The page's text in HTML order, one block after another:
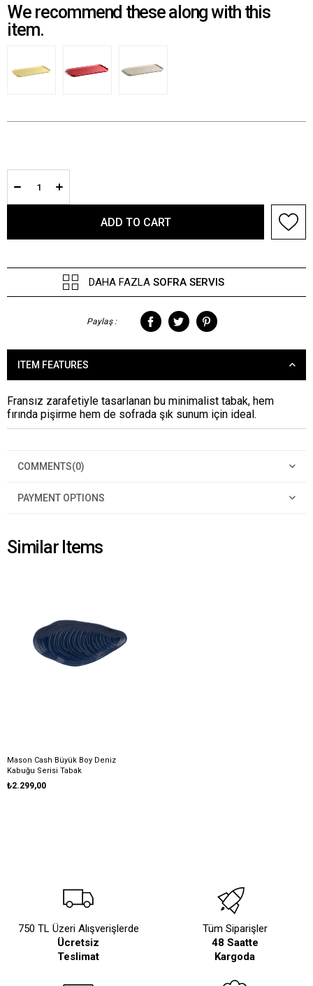
We recommend these along with this
item.
DAHA FAZLA SOFRA SERVIS
Paylaş :
ITEM FEATURES
Fransız zarafetiyle tasarlanan bu minimalist tabak, hem
fırında pişirme hem de sofrada şık sunum için ideal.
COMMENTS(0)
PAYMENT OPTIONS
Similar Items
Mason Cash Büyük Boy Deniz
Kabuğu Serisi Tabak
₺2.299,00
750 TL Üzeri Alışverişlerde
Ücretsiz
Teslimat
Tüm Siparişler
48 Saatte
Kargoda